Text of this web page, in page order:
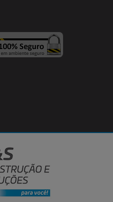
LTDA - 03.340.442/0001-75
© 2020 | Todos os direitos reservados